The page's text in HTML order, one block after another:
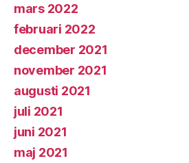
mars 2022
februari 2022
december 2021
november 2021
augusti 2021
juli 2021
juni 2021
maj 2021